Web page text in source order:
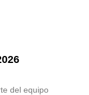
del equipo